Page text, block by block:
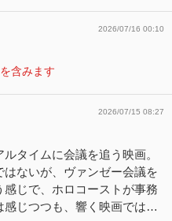
2026/07/16 00:10
含みます
2026/07/15 08:27
タイムに会議を追う映画。
ないが、ヴァンゼー会議を
じで、ホロコーストが事務
感じつつも、響く映画では…